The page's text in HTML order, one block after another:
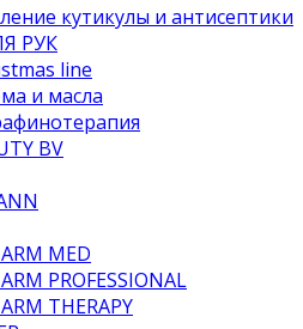
кутикулы и антисептики
РУК
line
и масла
BV
MED
PROFESSIONAL
THERAPY